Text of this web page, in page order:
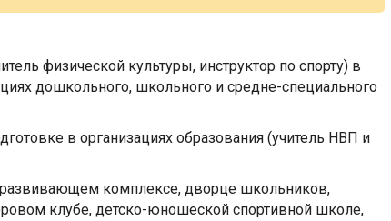
физической культуры, инструктор по спорту) в
дошкольного, школьного и средне-специального
в организациях образования (учитель НВП и
комплексе, дворце школьников,
клубе, детско-юношеской спортивной школе,